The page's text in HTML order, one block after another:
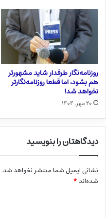
روزنامه‌نگار طرفدار شاید مشهورتر
هم بشود، اما قطعا روزنامه‌نگارتر
نخواهد شد!
۲۰ مهر, ۱۴۰۴
دیدگاهتان را بنویسید
نشانی ایمیل شما منتشر نخواهد شد.
شده‌اند*